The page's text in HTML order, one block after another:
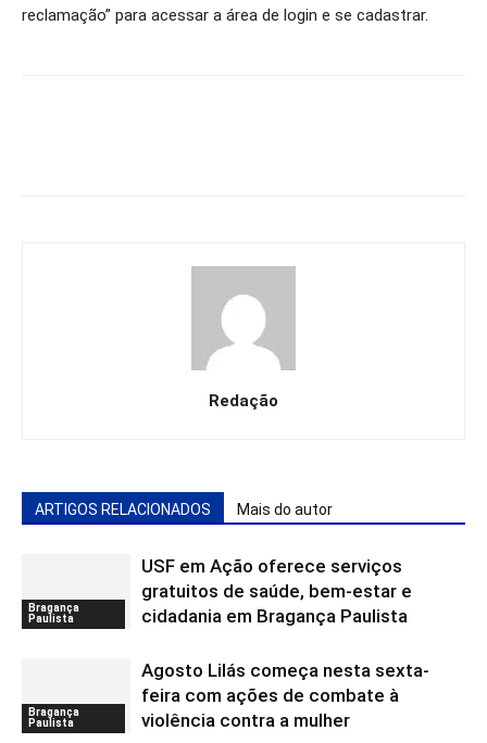
reclamação” para acessar a área de login e se cadastrar.
Redação
ARTIGOS RELACIONADOS Mais do autor
Bragança
Paulista
USF em Ação oferece serviços
gratuitos de saúde, bem-estar e
cidadania em Bragança Paulista
Bragança
Paulista
Agosto Lilás começa nesta sexta-
feira com ações de combate à
violência contra a mulher